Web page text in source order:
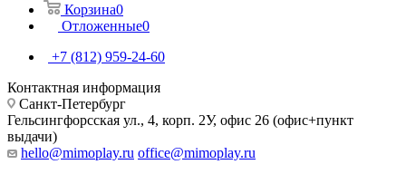
Корзина0
Отложенные0
+7 (812) 959-24-60
Контактная информация
Санкт-Петербург
Гельсингфорсская ул., 4, корп. 2У, офис 26 (офис+пункт
выдачи)
hello@mimoplay.ru office@mimoplay.ru